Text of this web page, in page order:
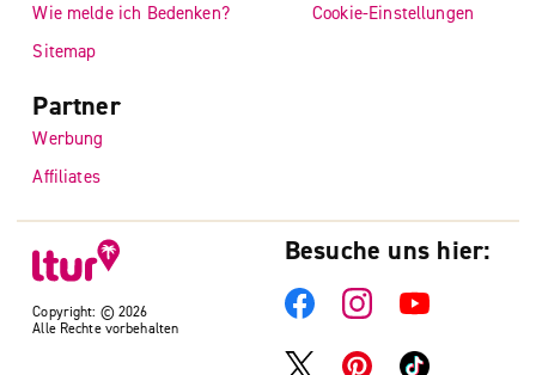
Copyright: © 2026
Alle Rechte vorbehalten
Wie melde ich Bedenken?
Sitemap
Cookie-Einstellungen
Partner
Werbung
Affiliates
Besuche uns hier: